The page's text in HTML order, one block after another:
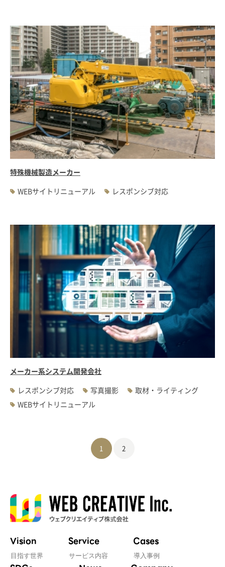
特殊機械製造メーカー
WEBサイトリニューアル
レスポンシブ対応
メーカー系システム開発会社
レスポンシブ対応
写真撮影
取材・ライティング
WEBサイトリニューアル
1 2
Vision
目指す世界
Service
サービス内容
Cases
導入事例